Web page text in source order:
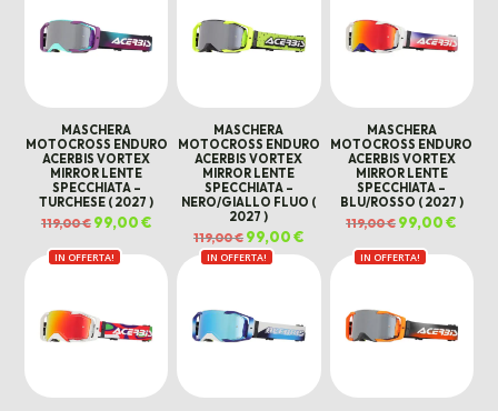
MASCHERA
MOTOCROSS ENDURO
ACERBIS VORTEX
MIRROR LENTE
SPECCHIATA –
TURCHESE ( 2027 )
119,00€ Il
prezzo
era:
119,00 €.
99,00€Il
prezzo
attuale
è:
99,00 €.
MASCHERA
MOTOCROSS ENDURO
ACERBIS VORTEX
MIRROR LENTE
SPECCHIATA –
NERO/GIALLO FLUO (
2027 )
119,00€ Il
prezzo
originale
era:
99,00€Il
prezzo
attuale
è:
99,00 €.
MASCHERA
MOTOCROSS ENDURO
ACERBIS VORTEX
MIRROR LENTE
SPECCHIATA –
BLU/ROSSO ( 2027 )
119,00€ Il
prezzo
era:
119,00 €.
99,00€
è:
99,00
IN OFFERTA! IN OFFERTA! IN OFFERTA!